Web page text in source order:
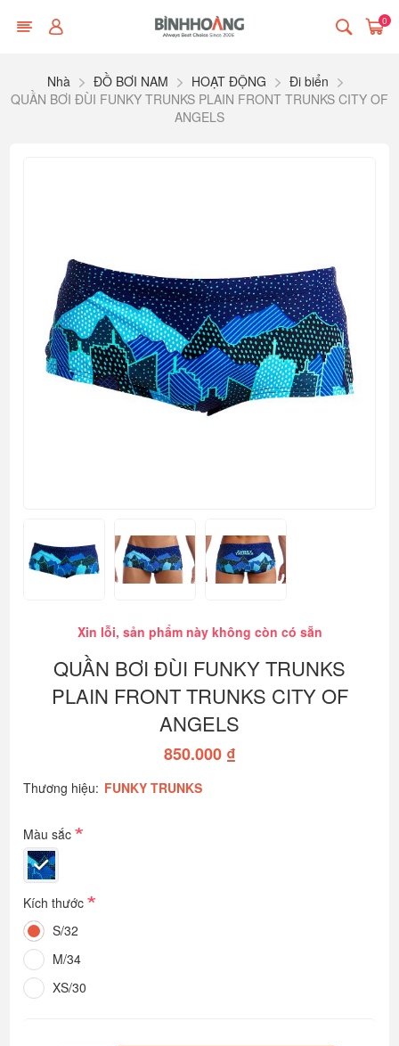
0
Nhà ĐỒ BƠI NAM HOẠT ĐỘNG
Đi biển
QUẦN BƠI ĐÙI FUNKY TRUNKS PLAIN FRONT TRUNKS CITY OF
ANGELS
Xin lỗi, sản phẩm này không còn có sẵn
QUẦN BƠI ĐÙI FUNKY TRUNKS
PLAIN FRONT TRUNKS CITY OF
ANGELS
850.000 ₫
Thương hiệu: FUNKY TRUNKS
Màu sắc*
Kích thước*
S/32
M/34
XS/30